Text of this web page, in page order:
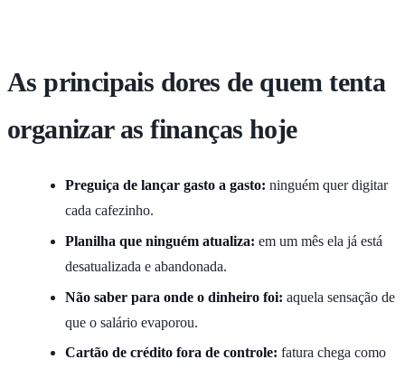
As principais dores de quem tenta
organizar as finanças hoje
Preguiça de lançar gasto a gasto: ninguém quer digitar
cada cafezinho.
Planilha que ninguém atualiza: em um mês ela já está
desatualizada e abandonada.
Não saber para onde o dinheiro foi: aquela sensação de
que o salário evaporou.
Cartão de crédito fora de controle: fatura chega como